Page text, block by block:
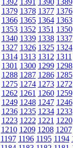
1392 1391 1390 1389
1379 1378 1377 1376
1366 1365 1364 1363
1353 1352 1351 1350
1340 1339 1338 1337
1327 1326 1325 1324
1314 1313 1312 1311
1301 1300 1299 1298
1288 1287 1286 1285
1275 1274 1273 1272
1262 1261 1260 1259
1249 1248 1247 1246
1236 1235 1234 1233
1223 1222 1221 1220
1210 1209 1208 1207
1197 1196 1195 1194